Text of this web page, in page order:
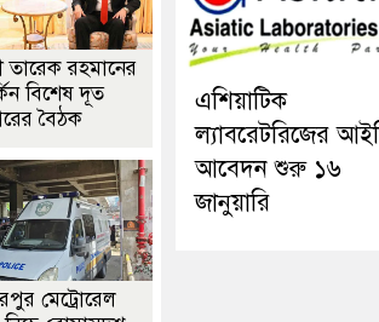
এশিয়াটিক
ল্যাবরেটরিজের
আবেদন শুরু ১৬
জানুয়ারি
তারেক রহমানের
বিশেষ দূত
বৈঠক
মেট্রোরেল